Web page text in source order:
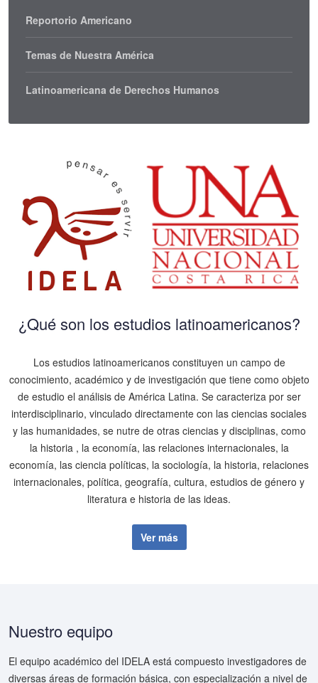
Reportorio Americano
Temas de Nuestra América
Latinoamericana de Derechos Humanos
¿Qué son los estudios latinoamericanos?
Los estudios latinoamericanos constituyen un campo de
conocimiento, académico y de investigación que tiene como objeto
de estudio el análisis de América Latina. Se caracteriza por ser
interdisciplinario, vinculado directamente con las ciencias sociales
y las humanidades, se nutre de otras ciencias y disciplinas, como
la historia , la economía, las relaciones internacionales, la
economía, las ciencia políticas, la sociología, la historia, relaciones
internacionales, política, geografía, cultura, estudios de género y
literatura e historia de las ideas.
Ver más
Nuestro equipo
El equipo académico del IDELA está compuesto investigadores de
diversas áreas de formación básica, con especialización a nivel de